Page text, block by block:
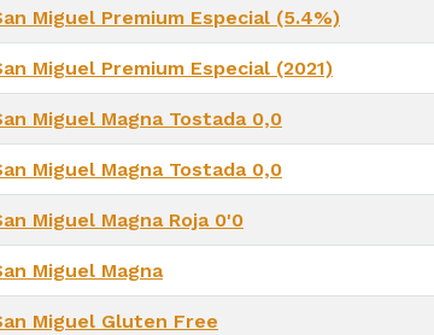
Miguel Premium Especial (5.4%)
Miguel Premium Especial (2021)
Miguel Magna Tostada 0,0
Miguel Magna Tostada 0,0
Miguel Magna Roja 0'0
Miguel Magna
Miguel Gluten Free